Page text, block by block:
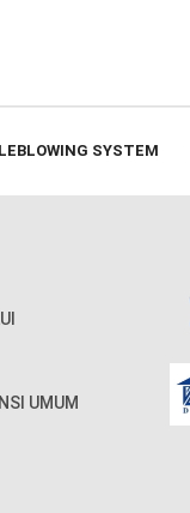
SYSTEM
UMUM